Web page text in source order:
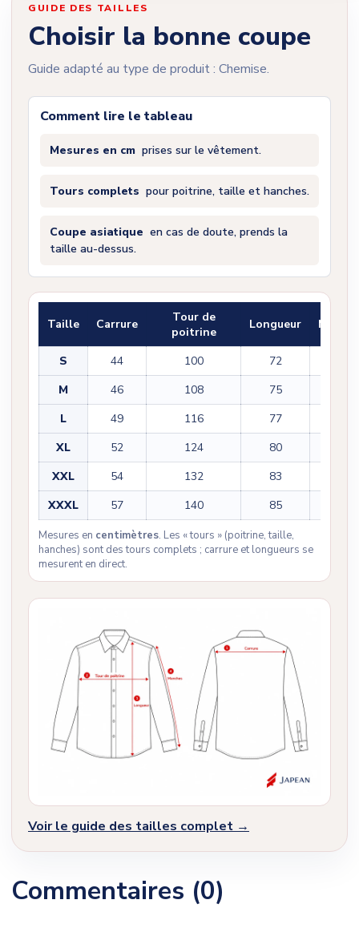
GUIDE DES TAILLES
Choisir la bonne coupe
Guide adapté au type de produit : Chemise.
Comment lire le tableau
Mesures en cm prises sur le vêtement.
Tours complets pour poitrine, taille et hanches.
Coupe asiatique en cas de doute, prends la
taille au-dessus.
Taille Carrure
Tour de
poitrine
Longueur
S 44 100 72
M
46 108 75
L
49 116 77
XL
52 124 80
XXL
54 132 83
XXXL
57 140 85
Mesures en centimètres. Les « tours » (poitrine, taille,
hanches) sont des tours complets ; carrure et longueurs se
mesurent en direct.
Voir le guide des tailles complet →
Commentaires (0)